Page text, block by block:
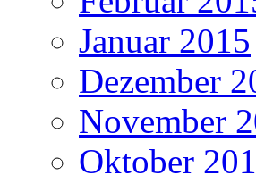
Januar 2015
Dezember
November
Oktober